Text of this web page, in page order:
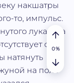
накшатры
то, импульс.
лука, она
сила
натянуть
на поле